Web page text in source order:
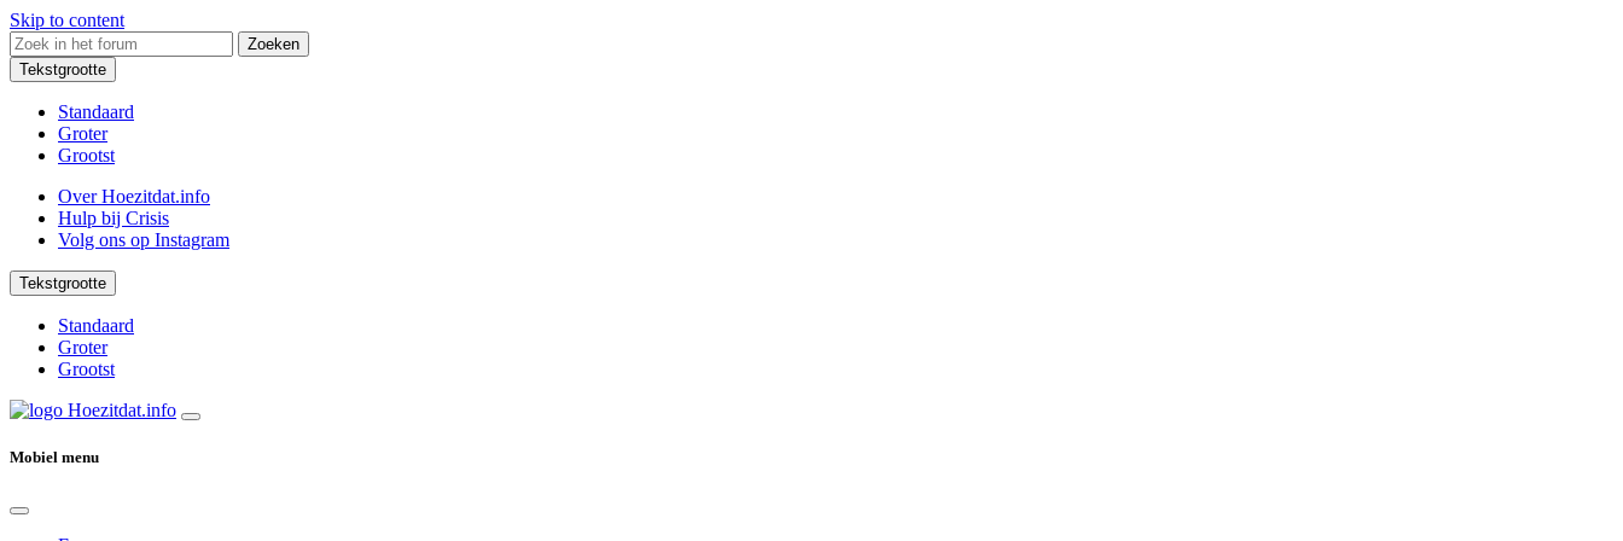
Skip to content
Zoeken
Tekstgrootte
Standaard
Groter
Grootst
Over Hoezitdat.info
Hulp bij Crisis
Volg ons op Instagram
Tekstgrootte
Standaard
Groter
Grootst
Mobiel menu